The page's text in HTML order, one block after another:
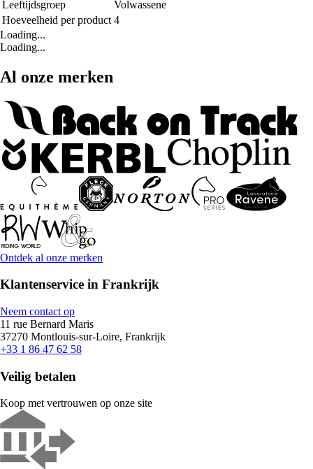
Leeftijdsgroep
Volwassene
Hoeveelheid per product 4
Loading...
Loading...
Al onze merken
Ontdek al onze merken
Klantenservice in Frankrijk
Neem contact op
11 rue Bernard Maris
37270 Montlouis-sur-Loire, Frankrijk
+33 1 86 47 62 58
Veilig betalen
Koop met vertrouwen op onze site